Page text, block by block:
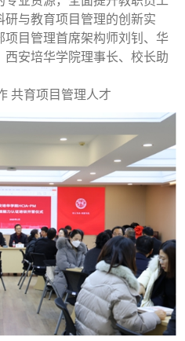
与教育项目管理的创新实
目管理首席架构师刘钊、华
安培华学院理事长、校长助
共育项目管理人才